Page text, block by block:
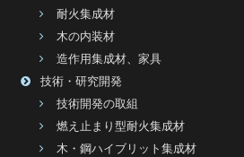
耐火集成材
木の内装材
造作用集成材、家具
技術・研究開発
技術開発の取組
燃え止まり型耐火集成材
木・鋼ハイブリット集成材